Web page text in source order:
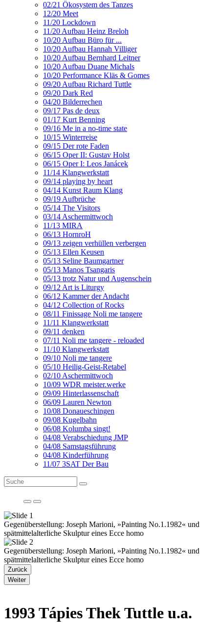
02/21 Ökosystem des Tanzes
12/20 Meet
11/20 Lockdown
11/20 Aufbau Heinz Breloh
10/20 Aufbau Büro für ...
10/20 Aufbau Hannah Villiger
10/20 Aufbau Bernhard Leitner
10/20 Aufbau Duane Michals
10/20 Performance Kläs & Gomes
09/20 Aufbau Richard Tuttle
09/20 Dark Red
04/20 Bilderrechen
09/17 Pas de deux
01/17 Kurt Benning
09/16 Me in a no-time state
10/15 Winterreise
09/15 Der rote Faden
06/15 Oper II: Gustav Holst
06/15 Oper I: Leos Janácek
11/14 Klangwerkstatt
09/14 playing by heart
04/14 Kunst Raum Klang
09/19 Aufbrüche
05/14 The Visitors
03/14 Aschermittwoch
11/13 MIRA
06/13 HornroH
09/13 zeigen verhüllen verbergen
05/13 Ellen Keusen
05/13 Seline Baumgartner
05/13 Manos Tsangaris
05/13 trotz Natur und Augenschein
09/12 Art is Liturgy
06/12 Kammer der Andacht
04/12 Collection of Rocks
08/11 Finissage Noli me tangere
11/11 Klangwerkstatt
09/11 denken
07/11 Noli me tangere - reloaded
11/10 Klangwerkstatt
09/10 Noli me tangere
05/10 Heilig-Geist-Retabel
02/10 Aschermittwoch
10/09 WDR meister.werke
09/09 Hinterlassenschaft
06/09 Lauren Newton
10/08 Donaueschingen
09/08 Kugelbahn
06/08 Kolumba singt!
04/08 Verabschiedung JMP
04/08 Samstagsführung
04/08 Kinderführung
11/07 3SAT Der Bau
Gegenüberstellung: Joseph Marioni, »Painting No.1.1982« und
spätmittelalterliche Skulptur eines Ecce homo
Gegenüberstellung: Joseph Marioni, »Painting No.1.1982« und
spätmittelalterliche Skulptur eines Ecce homo
Zurück
Weiter
1993 Tápies Thek Tuttle u.a.